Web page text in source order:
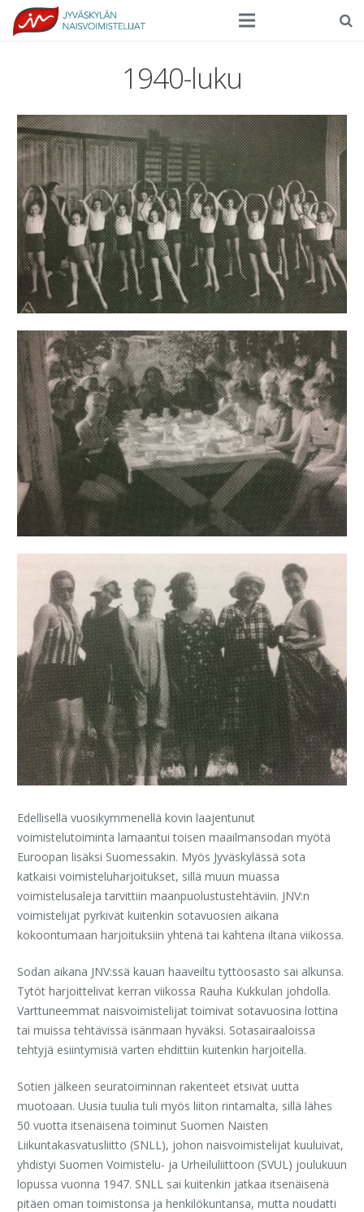
Kilpaurheilu
Tapahtumat
Ilmoittautuminen
Yhteystiedot
1940-luku
Edellisellä vuosikymmenellä kovin laajentunut
voimistelutoiminta lamaantui toisen maailmansodan myötä
Euroopan lisäksi Suomessakin. Myös Jyväskylässä sota
katkaisi voimisteluharjoitukset, sillä muun muassa
voimistelusaleja tarvittiin maanpuolustustehtäviin. JNV:n
voimistelijat pyrkivät kuitenkin sotavuosien aikana
kokoontumaan harjoituksiin yhtenä tai kahtena iltana viikossa.
Sodan aikana JNV:ssä kauan haaveiltu tyttöosasto sai alkunsa.
Tytöt harjoittelivat kerran viikossa Rauha Kukkulan johdolla.
Varttuneemmat naisvoimistelijat toimivat sotavuosina lottina
tai muissa tehtävissä isänmaan hyväksi. Sotasairaaloissa
tehtyjä esiintymisiä varten ehdittiin kuitenkin harjoitella.
Sotien jälkeen seuratoiminnan rakenteet etsivät uutta
muotoaan. Uusia tuulia tuli myös liiton rintamalta, sillä lähes
50 vuotta itsenäisenä toiminut Suomen Naisten
Liikuntakasvatusliitto (SNLL), johon naisvoimistelijat kuuluivat,
yhdistyi Suomen Voimistelu- ja Urheiluliittoon (SVUL) joulukuun
lopussa vuonna 1947. SNLL sai kuitenkin jatkaa itsenäisenä
pitäen oman toimistonsa ja henkilökuntansa, mutta noudatti